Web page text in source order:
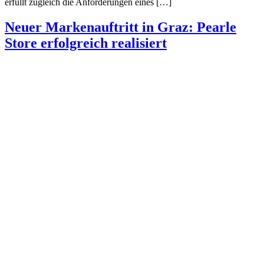
erfüllt zugleich die Anforderungen eines […]
Neuer Markenauftritt in Graz: Pearle
Store erfolgreich realisiert